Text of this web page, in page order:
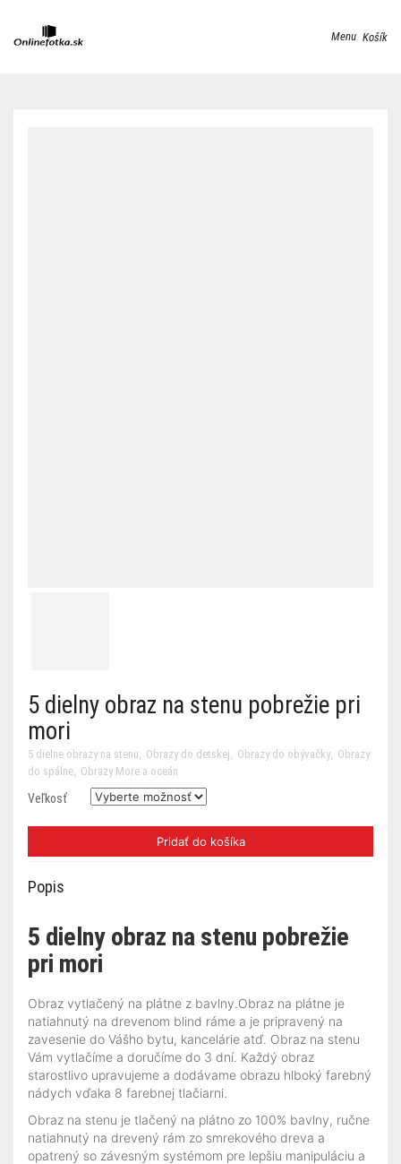
Menu Košík
5 dielny obraz na stenu pobrežie pri
mori
5 dielne obrazy na stenu, Obrazy do detskej, Obrazy do obývačky, Obrazy
do spálne, Obrazy More a oceán
Veľkosť
Pridať do košíka
Popis
5 dielny obraz na stenu pobrežie
pri mori
Obraz vytlačený na plátne z bavlny.Obraz na plátne je
natiahnutý na drevenom blind ráme a je pripravený na
zavesenie do Vášho bytu, kancelárie atď. Obraz na stenu
Vám vytlačíme a doručíme do 3 dní. Každý obraz
starostlivo upravujeme a dodávame obrazu hlboký farebný
nádych vďaka 8 farebnej tlačiarni.
Obraz na stenu je tlačený na plátno zo 100% bavlny, ručne
natiahnutý na drevený rám zo smrekového dreva a
opatrený so závesným systémom pre lepšiu manipuláciu a